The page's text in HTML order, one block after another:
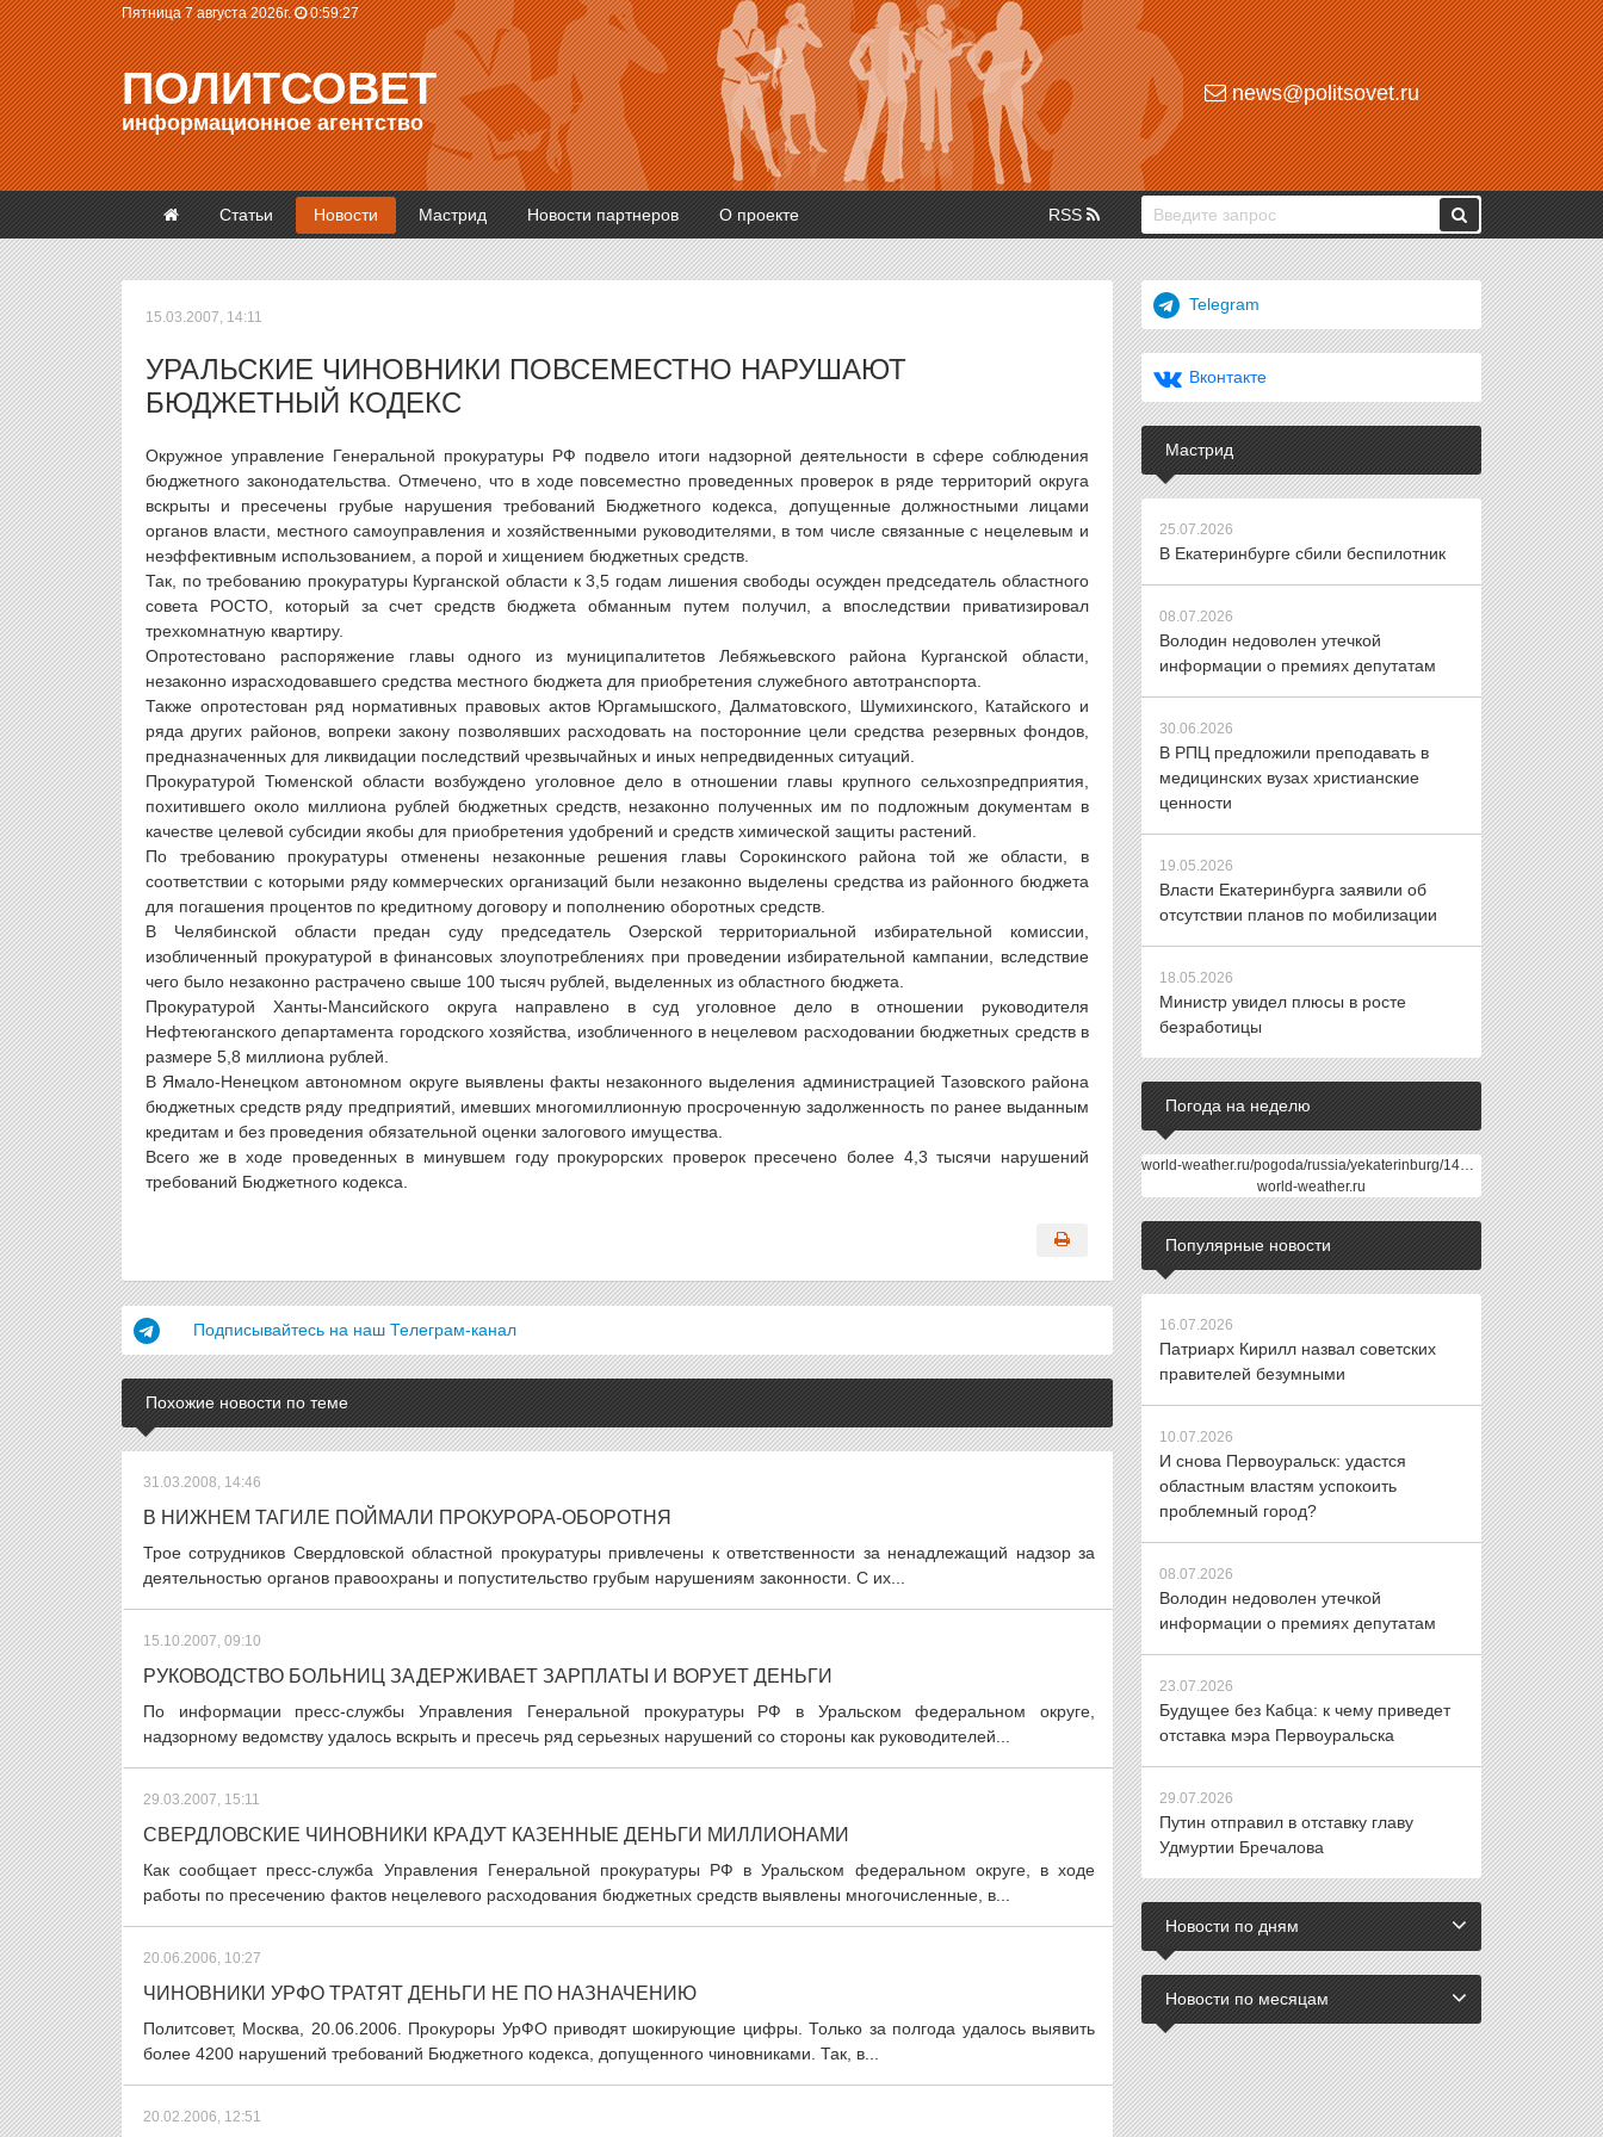
Пятница 7 августа 2026г. 0:59:28
ПОЛИТСОВЕТ
информационное агентство
news@politsovet.ru
Статьи Новости Мастрид Новости партнеров О проекте RSS
15.03.2007, 14:11
УРАЛЬСКИЕ ЧИНОВНИКИ ПОВСЕМЕСТНО НАРУШАЮТ
БЮДЖЕТНЫЙ КОДЕКС
Окружное управление Генеральной прокуратуры РФ подвело итоги надзорной деятельности в сфере соблюдения
бюджетного законодательства. Отмечено, что в ходе повсеместно проведенных проверок в ряде территорий округа
вскрыты и пресечены грубые нарушения требований Бюджетного кодекса, допущенные должностными лицами
органов власти, местного самоуправления и хозяйственными руководителями, в том числе связанные с нецелевым и
неэффективным использованием, а порой и хищением бюджетных средств.
Так, по требованию прокуратуры Курганской области к 3,5 годам лишения свободы осужден председатель областного
совета РОСТО, который за счет средств бюджета обманным путем получил, а впоследствии приватизировал
трехкомнатную квартиру.
Опротестовано распоряжение главы одного из муниципалитетов Лебяжьевского района Курганской области,
незаконно израсходовавшего средства местного бюджета для приобретения служебного автотранспорта.
Также опротестован ряд нормативных правовых актов Юргамышского, Далматовского, Шумихинского, Катайского и
ряда других районов, вопреки закону позволявших расходовать на посторонние цели средства резервных фондов,
предназначенных для ликвидации последствий чрезвычайных и иных непредвиденных ситуаций.
Прокуратурой Тюменской области возбуждено уголовное дело в отношении главы крупного сельхозпредприятия,
похитившего около миллиона рублей бюджетных средств, незаконно полученных им по подложным документам в
качестве целевой субсидии якобы для приобретения удобрений и средств химической защиты растений.
По требованию прокуратуры отменены незаконные решения главы Сорокинского района той же области, в
соответствии с которыми ряду коммерческих организаций были незаконно выделены средства из районного бюджета
для погашения процентов по кредитному договору и пополнению оборотных средств.
В Челябинской области предан суду председатель Озерской территориальной избирательной комиссии,
изобличенный прокуратурой в финансовых злоупотреблениях при проведении избирательной кампании, вследствие
чего было незаконно растрачено свыше 100 тысяч рублей, выделенных из областного бюджета.
Прокуратурой Ханты-Мансийского округа направлено в суд уголовное дело в отношении руководителя
Нефтеюганского департамента городского хозяйства, изобличенного в нецелевом расходовании бюджетных средств в
размере 5,8 миллиона рублей.
В Ямало-Ненецком автономном округе выявлены факты незаконного выделения администрацией Тазовского района
бюджетных средств ряду предприятий, имевших многомиллионную просроченную задолженность по ранее выданным
кредитам и без проведения обязательной оценки залогового имущества.
Всего же в ходе проведенных в минувшем году прокурорских проверок пресечено более 4,3 тысячи нарушений
требований Бюджетного кодекса.
Подписывайтесь на наш Телеграм-канал
Похожие новости по теме
31.03.2008, 14:46
В НИЖНЕМ ТАГИЛЕ ПОЙМАЛИ ПРОКУРОРА-ОБОРОТНЯ
Трое сотрудников Свердловской областной прокуратуры привлечены к ответственности за ненадлежащий надзор за
деятельностью органов правоохраны и попустительство грубым нарушениям законности. С их...
15.10.2007, 09:10
РУКОВОДСТВО БОЛЬНИЦ ЗАДЕРЖИВАЕТ ЗАРПЛАТЫ И ВОРУЕТ ДЕНЬГИ
По информации пресс-службы Управления Генеральной прокуратуры РФ в Уральском федеральном округе,
надзорному ведомству удалось вскрыть и пресечь ряд серьезных нарушений со стороны как руководителей...
29.03.2007, 15:11
СВЕРДЛОВСКИЕ ЧИНОВНИКИ КРАДУТ КАЗЕННЫЕ ДЕНЬГИ МИЛЛИОНАМИ
Как сообщает пресс-служба Управления Генеральной прокуратуры РФ в Уральском федеральном округе, в ходе
работы по пресечению фактов нецелевого расходования бюджетных средств выявлены многочисленные, в...
20.06.2006, 10:27
ЧИНОВНИКИ УРФО ТРАТЯТ ДЕНЬГИ НЕ ПО НАЗНАЧЕНИЮ
Политсовет, Москва, 20.06.2006. Прокуроры УрФО приводят шокирующие цифры. Только за полгода удалось выявить
более 4200 нарушений требований Бюджетного кодекса, допущенного чиновниками. Так, в...
20.02.2006, 12:51
Telegram
Вконтакте
Мастрид
25.07.2026
В Екатеринбурге сбили беспилотник
08.07.2026
Володин недоволен утечкой
информации о премиях депутатам
30.06.2026
В РПЦ предложили преподавать в
медицинских вузах христианские
ценности
19.05.2026
Власти Екатеринбурга заявили об
отсутствии планов по мобилизации
18.05.2026
Министр увидел плюсы в росте
безработицы
Погода на неделю
world-weather.ru/pogoda/russia/yekaterinburg/14days/
world-weather.ru
Популярные новости
16.07.2026
Патриарх Кирилл назвал советских
правителей безумными
10.07.2026
И снова Первоуральск: удастся
областным властям успокоить
проблемный город?
08.07.2026
Володин недоволен утечкой
информации о премиях депутатам
23.07.2026
Будущее без Кабца: к чему приведет
отставка мэра Первоуральска
29.07.2026
Путин отправил в отставку главу
Удмуртии Бречалова
Новости по дням
Новости по месяцам